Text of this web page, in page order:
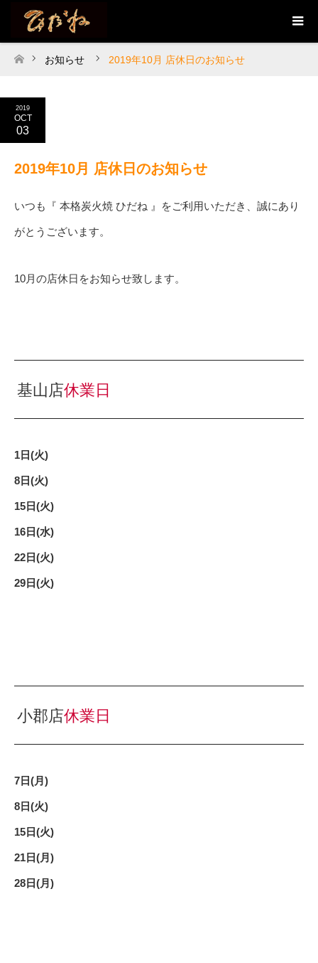
ホーム
お知らせ 2019年10月 店休日のお知らせ
2019
OCT
03
2019年10月 店休日のお知らせ
いつも『 本格炭火焼 ひだね 』をご利用いただき、誠にあり
がとうございます。
10月の店休日をお知らせ致します。
基山店休業日
1日(火)
8日(火)
15日(火)
16日(水)
22日(火)
29日(火)
小郡店休業日
7日(月)
8日(火)
15日(火)
21日(月)
28日(月)